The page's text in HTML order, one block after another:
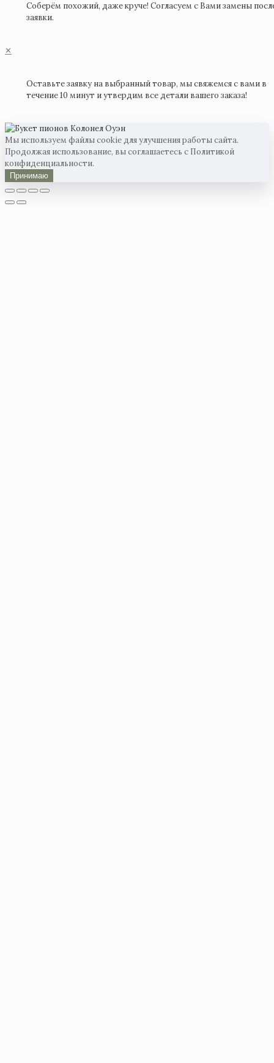
Соберём похожий, даже круче! Согласуем с Вами замены
заявки.
✕
Оставьте заявку на выбранный товар, мы свяжемся с вами в
течение 10 минут и утвердим все детали вашего заказа!
Мы используем файлы cookie для улучшения работы сайта.
Продолжая использование, вы соглашаетесь с Политикой
конфиденциальности.
Принимаю